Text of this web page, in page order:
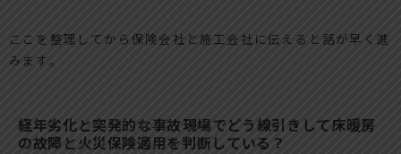
ここを整理してから保険会社と施工会社に伝えると話が早く進
みます。
経年劣化と突発的な事故――現場でどう線引きして床暖房
の故障と火災保険適用を判断している？